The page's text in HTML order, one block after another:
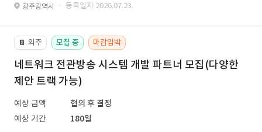
광주광역시 · 등록일자 2026.07.23.
📔 외주 모집 중 마감임박
네트워크 전관방송 시스템 개발 파트너 모집(다양한
제안 트랙 가능)
예상 금액
협의 후 결정
예상 기간
180일